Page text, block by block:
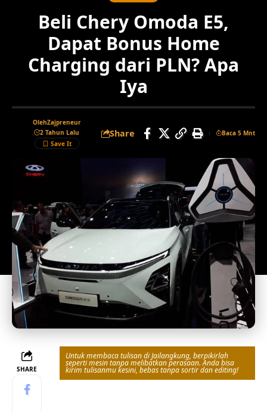
Beli Chery Omoda E5,
Dapat Bonus Home
Charging dari PLN? Apa
Iya
OlehZajpreneur
2 Tahun Lalu
Share Baca 5 Mnt
SHARE
Untuk membaca tulisan di Jailangkung, berpikirlah
seperti mesin tanpa melibatkan perasaan. Anda bisa
kirim tulisanmu kesini, bebas tanpa sortir dan editing!